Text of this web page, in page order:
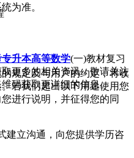
升本高等数学(一)教材复习
更多的相关资讯，敬请关注
码获取更详细的信息。
为准。
规定及与用户的约定，将收
若我们超出以下用途使用您
进行说明，并征得您的同
建立沟通，向您提供学历咨